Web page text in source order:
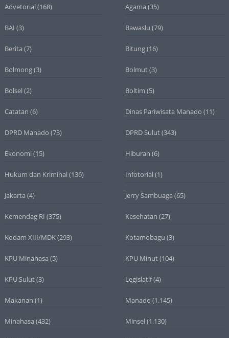
Advetorial (168) Agama (35)
BAI (3) Bawaslu (79)
Berita (7) Bitung(16)
Bolmong(3) Bolmut(3)
Bolsel (2) Boltim (5)
Catatan (6) Dinas Pariwisata Manado (11)
DPRD Manado (73) DPRD Sulut(343)
Ekonomi (15) Hiburan (6)
Hukum dan Kriminal (136) Infotorial (1)
Jakarta (4) Jerry Sambuaga (65)
Kemendag RI (375) Kesehatan (27)
Kodam XIII/MDK(293) Kotamobagu (3)
KPU Minahasa (5) KPU Minut(104)
KPU Sulut(3) Legislatif(4)
Makanan (1) Manado (1.145)
Minahasa (432) Minsel (1.130)